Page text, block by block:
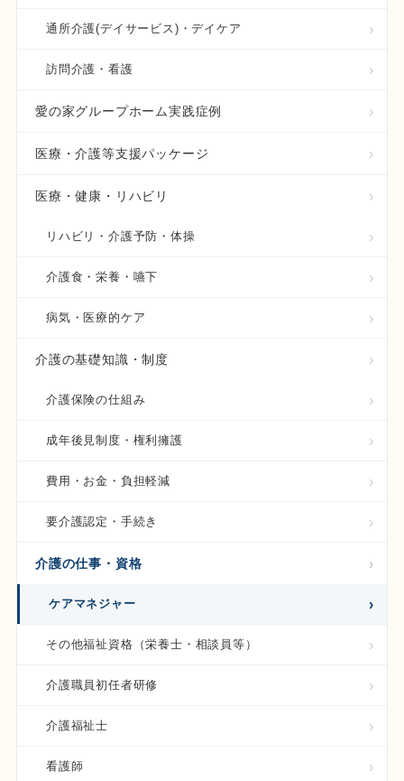
通所介護(デイサービス)・デイケア
訪問介護・看護
愛の家グループホーム実践症例
医療・介護等支援パッケージ
医療・健康・リハビリ
リハビリ・介護予防・体操
介護食・栄養・嚥下
病気・医療的ケア
介護の基礎知識・制度
介護保険の仕組み
成年後見制度・権利擁護
費用・お金・負担軽減
要介護認定・手続き
介護の仕事・資格
ケアマネジャー
その他福祉資格（栄養士・相談員等）
介護職員初任者研修
介護福祉士
看護師